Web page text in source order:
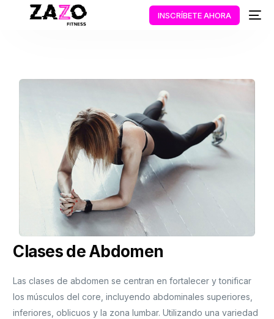
INSCRÍBETE AHORA
Clases de Abdomen
Las clases de abdomen se centran en fortalecer y tonificar
los músculos del core, incluyendo abdominales superiores,
inferiores, oblicuos y la zona lumbar. Utilizando una variedad